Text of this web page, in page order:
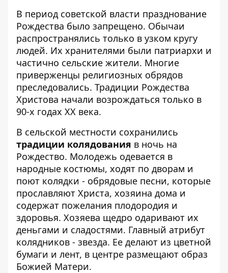
В период советской власти празднование
Рождества было запрещено. Обычаи
распространялись только в узком кругу
людей. Их хранителями были патриархи и
частично сельские жители. Многие
приверженцы религиозных обрядов
преследовались. Традиции Рождества
Христова начали возрождаться только в
90-х годах XX века.
В сельской местности сохранились
традиции колядования в ночь на
Рождество. Молодежь одевается в
народные костюмы, ходят по дворам и
поют колядки - обрядовые песни, которые
прославляют Христа, хозяина дома и
содержат пожелания плодородия и
здоровья. Хозяева щедро одаривают их
деньгами и сладостями. Главный атрибут
колядников - звезда. Ее делают из цветной
бумаги и лент, в центре размещают образ
Божией Матери.